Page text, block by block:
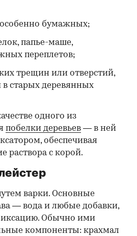
бумажных;
папье-маше,
переплетов;
трещин или отверстий,
старых деревянных
одного из
побелки деревьев — в ней
обеспечивая
раствора с корой.
варки. Основные
— вода и любые добавки,
Обычно ими
компоненты: крахмал